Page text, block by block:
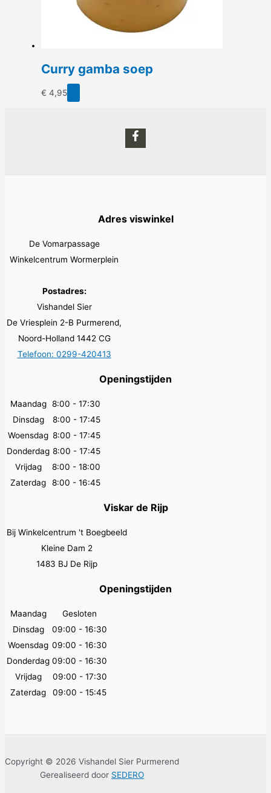
productpagina
Curry gamba soep
€ 4,95
Adres viswinkel
De Vomarpassage
Winkelcentrum Wormerplein
Postadres:
Vishandel Sier
De Vriesplein 2-B Purmerend,
Noord-Holland 1442 CG
Telefoon: 0299-420413
Openingstijden
Maandag 8:00 - 17:30
Dinsdag
8:00 - 17:45
Woensdag 8:00 - 17:45
Donderdag 8:00 - 17:45
Vrijdag
8:00 - 18:00
Zaterdag
8:00 - 16:45
Viskar de Rijp
Bij Winkelcentrum 't Boegbeeld
Kleine Dam 2
1483 BJ De Rijp
Openingstijden
Maandag
Gesloten
Dinsdag
09:00 - 16:30
Woensdag 09:00 - 16:30
Donderdag 09:00 - 16:30
Vrijdag
09:00 - 17:30
Zaterdag
09:00 - 15:45
Copyright © 2026 Vishandel Sier Purmerend
Gerealiseerd door SEDERO